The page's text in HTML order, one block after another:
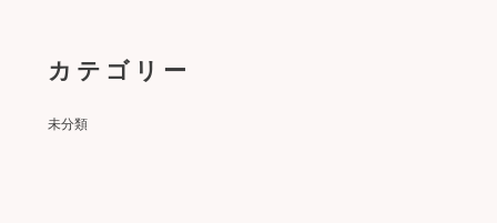
カテゴリー
未分類